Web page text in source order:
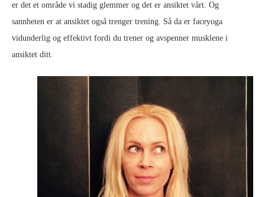
er det et område vi stadig glemmer og det er ansiktet vårt. Og
sannheten er at ansiktet også trenger trening. Så da er faceyoga
vidunderlig og effektivt fordi du trener og avspenner musklene i
ansiktet ditt.